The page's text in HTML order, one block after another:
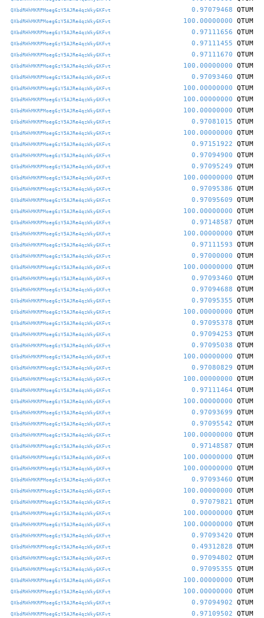
QXbdRHhMKRPMoeg6zY5AJRe4qzWky6KFvt 0.97079468 QTUM
QXbdRHhMKRPMoeg6zY5AJRe4qzWky6KFvt 100.00000000 QTUM
QXbdRHhMKRPMoeg6zY5AJRe4qzWky6KFvt 0.97111656 QTUM
QXbdRHhMKRPMoeg6zY5AJRe4qzWky6KFvt 0.97111455 QTUM
QXbdRHhMKRPMoeg6zY5AJRe4qzWky6KFvt 0.97111670 QTUM
QXbdRHhMKRPMoeg6zY5AJRe4qzWky6KFvt 100.00000000 QTUM
QXbdRHhMKRPMoeg6zY5AJRe4qzWky6KFvt 0.97093460 QTUM
QXbdRHhMKRPMoeg6zY5AJRe4qzWky6KFvt 100.00000000 QTUM
QXbdRHhMKRPMoeg6zY5AJRe4qzWky6KFvt 100.00000000 QTUM
QXbdRHhMKRPMoeg6zY5AJRe4qzWky6KFvt 100.00000000 QTUM
QXbdRHhMKRPMoeg6zY5AJRe4qzWky6KFvt 0.97081015 QTUM
QXbdRHhMKRPMoeg6zY5AJRe4qzWky6KFvt 100.00000000 QTUM
QXbdRHhMKRPMoeg6zY5AJRe4qzWky6KFvt 0.97151922 QTUM
QXbdRHhMKRPMoeg6zY5AJRe4qzWky6KFvt 0.97094900 QTUM
QXbdRHhMKRPMoeg6zY5AJRe4qzWky6KFvt 0.97095249 QTUM
QXbdRHhMKRPMoeg6zY5AJRe4qzWky6KFvt 100.00000000 QTUM
QXbdRHhMKRPMoeg6zY5AJRe4qzWky6KFvt 0.97095386 QTUM
QXbdRHhMKRPMoeg6zY5AJRe4qzWky6KFvt 0.97095609 QTUM
QXbdRHhMKRPMoeg6zY5AJRe4qzWky6KFvt 100.00000000 QTUM
QXbdRHhMKRPMoeg6zY5AJRe4qzWky6KFvt 0.97148587 QTUM
QXbdRHhMKRPMoeg6zY5AJRe4qzWky6KFvt 100.00000000 QTUM
QXbdRHhMKRPMoeg6zY5AJRe4qzWky6KFvt 0.97111593 QTUM
QXbdRHhMKRPMoeg6zY5AJRe4qzWky6KFvt 0.97000000 QTUM
QXbdRHhMKRPMoeg6zY5AJRe4qzWky6KFvt 100.00000000 QTUM
QXbdRHhMKRPMoeg6zY5AJRe4qzWky6KFvt 0.97093460 QTUM
QXbdRHhMKRPMoeg6zY5AJRe4qzWky6KFvt 0.97094688 QTUM
QXbdRHhMKRPMoeg6zY5AJRe4qzWky6KFvt 0.97095355 QTUM
QXbdRHhMKRPMoeg6zY5AJRe4qzWky6KFvt 100.00000000 QTUM
QXbdRHhMKRPMoeg6zY5AJRe4qzWky6KFvt 0.97095378 QTUM
QXbdRHhMKRPMoeg6zY5AJRe4qzWky6KFvt 0.97094253 QTUM
QXbdRHhMKRPMoeg6zY5AJRe4qzWky6KFvt 0.97095038 QTUM
QXbdRHhMKRPMoeg6zY5AJRe4qzWky6KFvt 100.00000000 QTUM
QXbdRHhMKRPMoeg6zY5AJRe4qzWky6KFvt 0.97080829 QTUM
QXbdRHhMKRPMoeg6zY5AJRe4qzWky6KFvt 100.00000000 QTUM
QXbdRHhMKRPMoeg6zY5AJRe4qzWky6KFvt 0.97111464 QTUM
QXbdRHhMKRPMoeg6zY5AJRe4qzWky6KFvt 100.00000000 QTUM
QXbdRHhMKRPMoeg6zY5AJRe4qzWky6KFvt 0.97093699 QTUM
QXbdRHhMKRPMoeg6zY5AJRe4qzWky6KFvt 0.97095542 QTUM
QXbdRHhMKRPMoeg6zY5AJRe4qzWky6KFvt 100.00000000 QTUM
QXbdRHhMKRPMoeg6zY5AJRe4qzWky6KFvt 0.97148587 QTUM
QXbdRHhMKRPMoeg6zY5AJRe4qzWky6KFvt 100.00000000 QTUM
QXbdRHhMKRPMoeg6zY5AJRe4qzWky6KFvt 100.00000000 QTUM
QXbdRHhMKRPMoeg6zY5AJRe4qzWky6KFvt 0.97093460 QTUM
QXbdRHhMKRPMoeg6zY5AJRe4qzWky6KFvt 100.00000000 QTUM
QXbdRHhMKRPMoeg6zY5AJRe4qzWky6KFvt 0.97079821 QTUM
QXbdRHhMKRPMoeg6zY5AJRe4qzWky6KFvt 100.00000000 QTUM
QXbdRHhMKRPMoeg6zY5AJRe4qzWky6KFvt 100.00000000 QTUM
QXbdRHhMKRPMoeg6zY5AJRe4qzWky6KFvt 0.97093420 QTUM
QXbdRHhMKRPMoeg6zY5AJRe4qzWky6KFvt 0.49312828 QTUM
QXbdRHhMKRPMoeg6zY5AJRe4qzWky6KFvt 0.97094802 QTUM
QXbdRHhMKRPMoeg6zY5AJRe4qzWky6KFvt 0.97095355 QTUM
QXbdRHhMKRPMoeg6zY5AJRe4qzWky6KFvt 100.00000000 QTUM
QXbdRHhMKRPMoeg6zY5AJRe4qzWky6KFvt 100.00000000 QTUM
QXbdRHhMKRPMoeg6zY5AJRe4qzWky6KFvt 0.97094902 QTUM
QXbdRHhMKRPMoeg6zY5AJRe4qzWky6KFvt 0.97109502 QTUM